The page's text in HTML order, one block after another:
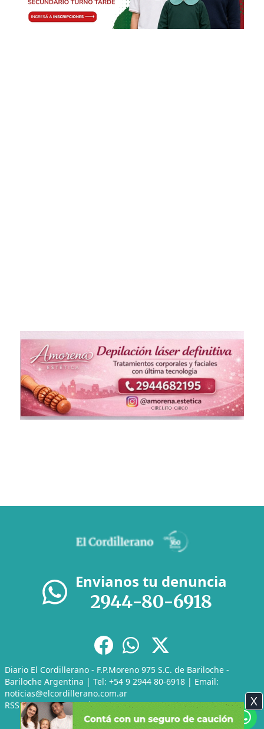
Envianos tu denuncia
2944-80-6918
Diario El Cordillerano - F.P.Moreno 975 S.C. de Bariloche -
Bariloche Argentina | Tel: +54 9 2944 80-6918 | Email:
noticias@elcordillerano.com.ar
RSS|Media Kit|Políticas de Privacidad|Archivo
CMS para medios byTroop
X